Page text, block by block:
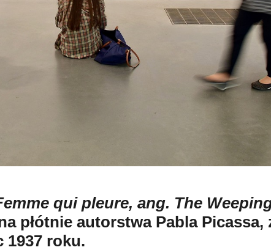
qui pleure, ang. The
płótnie autorstwa Pabla Picassa,
1937 roku.